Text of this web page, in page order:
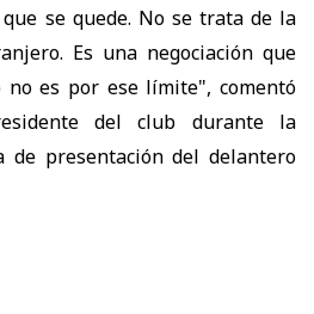
se quede. No se trata de la
Es una negociación que
no es por ese límite", comentó
del club durante la
de presentación del delantero